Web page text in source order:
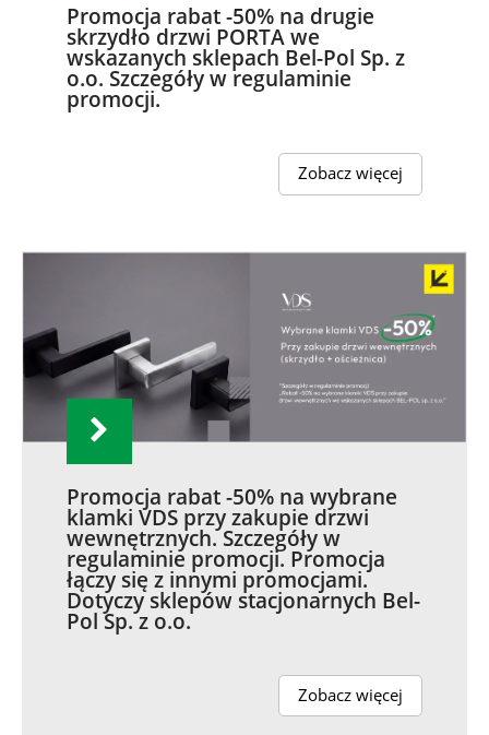
Promocja rabat -50% na drugie
skrzydło drzwi PORTA we
wskazanych sklepach Bel-Pol Sp. z
o.o. Szczegóły w regulaminie
promocji.
Zobacz więcej
Promocja rabat -50% na wybrane
klamki VDS przy zakupie drzwi
wewnętrznych. Szczegóły w
regulaminie promocji. Promocja
łączy się z innymi promocjami.
Dotyczy sklepów stacjonarnych Bel-
Pol Sp. z o.o.
Zobacz więcej